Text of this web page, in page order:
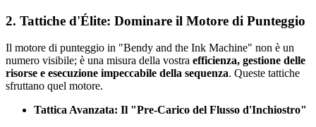
2. Tattiche d'Élite: Dominare il Motore di Punteggio
Il motore di punteggio in "Bendy and the Ink Machine" non è un
numero visibile; è una misura della vostra efficienza, gestione delle
risorse e esecuzione impeccabile della sequenza. Queste tattiche
sfruttano quel motore.
Tattica Avanzata: Il "Pre-Carico del Flusso d'Inchiostro"